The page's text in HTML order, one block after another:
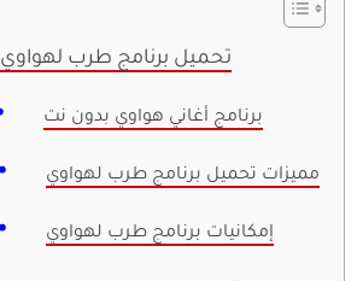
تحميل برنامج طرب لهواوي
برنامج أغاني هواوي بدون نت
مميزات تحميل برنامج طرب لهواوي
إمكانيات برنامج طرب لهواوي